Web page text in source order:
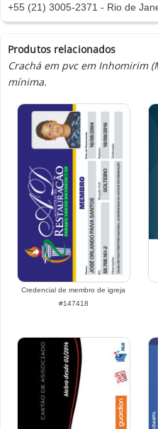
+55 (21) 3005-2371 - Rio de
Produtos relacionados
Crachá em pvc em Inhomirim
mínima.
Credencial de membro de igreja
#147418